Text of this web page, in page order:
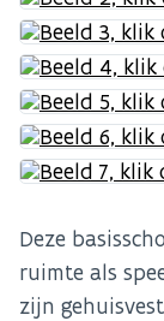
Deze
ruimte als
zijn